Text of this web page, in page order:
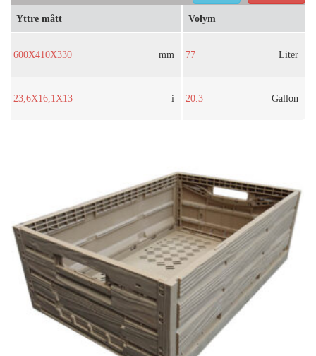
Yttre mått
600X410X330 mm
23,6X16,1X13 i
Volym
77 Liter
20.3 Gallon